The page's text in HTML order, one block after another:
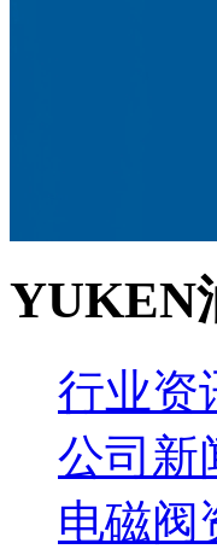
YUKEN
行业资
公司新
电磁阀